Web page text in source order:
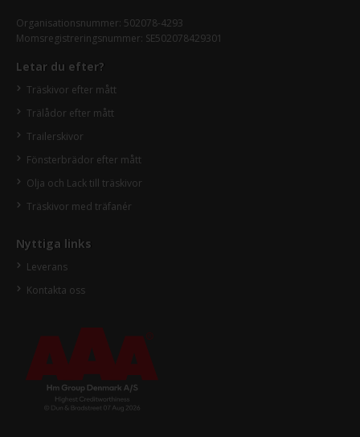
Organisationsnummer: 502078-4293
Momsregistreringsnummer: SE502078429301
Letar du efter?
Träskivor efter mått
Trälådor efter mått
Trailerskivor
Fönsterbrädor efter mått
Olja och Lack till träskivor
Träskivor med träfanér
Nyttiga links
Leverans
Kontakta oss